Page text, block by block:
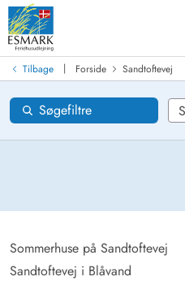
Tilbage | Forside Sandtoftevej
Sommerhuse på Sandtoftevej
Sandtoftevej i Blåvand
Søgefiltre
Find sommerhus
Ankomst
Områder